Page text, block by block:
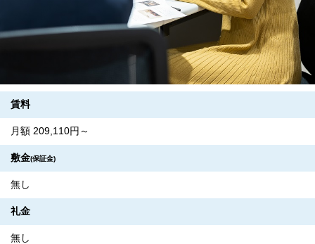
賃料
月額 209,110円～
敷金(保証金)
無し
礼金
無し